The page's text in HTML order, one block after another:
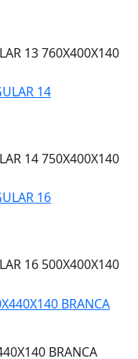
13 760X400X140
14 750X400X140
16 500X400X140
BRANCA